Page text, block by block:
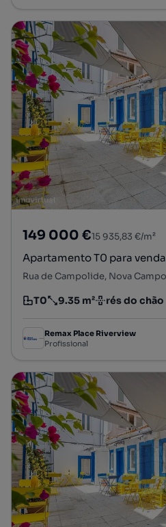
149 000 €15 935,83 €/m²
Apartamento T0 para venda
Tipologia
T0
Preço por metro quadrado
9.35 m²
Andar rés do chão
Remax Place Riverview
Profissional